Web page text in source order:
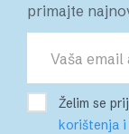
primajte
Želim se
korištenja